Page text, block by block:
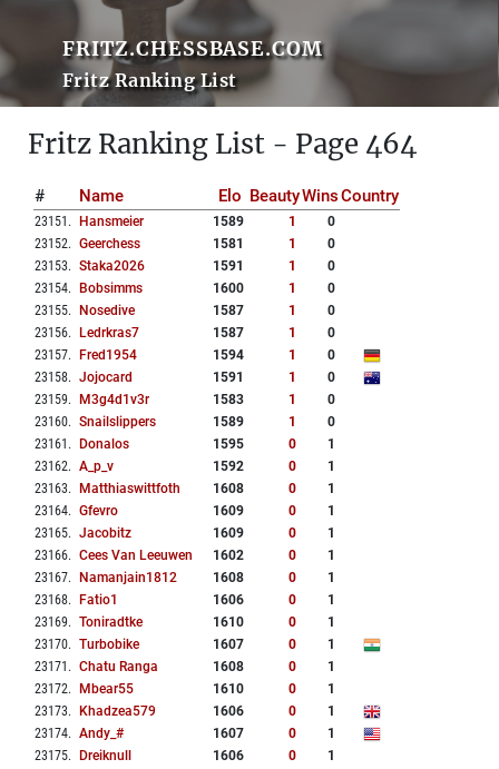
FRITZ.CHESSBASE.COM
Fritz Ranking List
Fritz Ranking List - Page 464
# Name Elo BeautyWinsCountry
23151 . Hansmeier 1589 1
0
23152. Geerchess 1581 1
0
23153. Staka2026 1591 1
0
23154. Bobsimms 1600 1
0
23155. Nosedive 1587 1
0
23156. Ledrkras7 1587 1
0
23157. Fred1954 1594 1
0
23158. Jojocard 1591 1
0
23159. M3g4d1v3r 1583 1
0
23160. Snailslippers 1589 1
0
23161 . Donalos 1595 0
1
23162. A_p_v 1592 0
1
23163. Matthiaswittfoth 1608 0
1
23164. Gfevro 1609 0
1
23165. Jacobitz 1609 0
1
23166. Cees Van Leeuwen 1602 0
1
23167. Namanjain1812 1608 0
1
23168. Fatio1 1606 0
1
23169. Toniradtke 1610 0
1
23170. Turbobike 1607 0
1
23171 . Chatu Ranga 1608 0
1
23172. Mbear55 1610 0
1
23173. Khadzea579 1606 0
1
23174. Andy_# 1607 0
1
23175. Dreiknull 1606 0 1